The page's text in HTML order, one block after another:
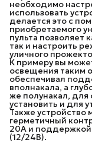
необходимо
использовать
делается это с
приобретаемого
пульта позволяет
так и настроить
уличного
К примеру вы
освещения таким
обеспечивал
вполнакала, а
же полунакал,
установить и для
Также устройство
герметичный
20А и
(12/24В).